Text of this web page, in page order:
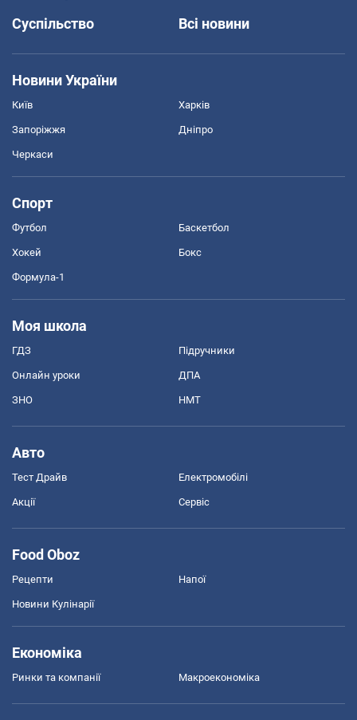
Суспільство
Всі новини
Новини України
Київ Харків
Запоріжжя Дніпро
Черкаси
Спорт
Футбол Баскетбол
Хокей Бокс
Формула-1
Моя школа
ГДЗ Підручники
Онлайн уроки ДПА
ЗНО НМТ
Авто
Тест Драйв Електромобілі
Акції Сервіс
Food Oboz
Рецепти Напої
Новини Кулінарії
Економіка
Ринки та компанії Макроекономіка